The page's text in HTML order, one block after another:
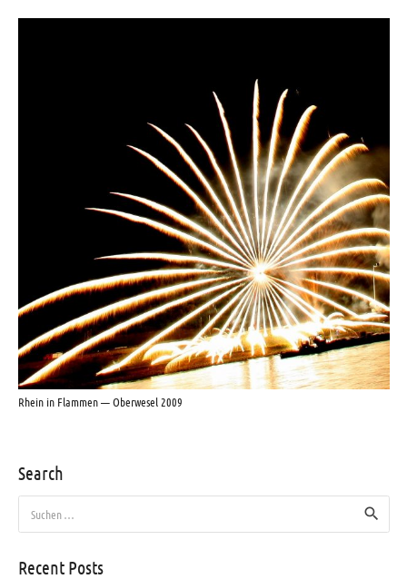
Rhein in Flammen — Oberwesel 2009
Search
Recent Posts